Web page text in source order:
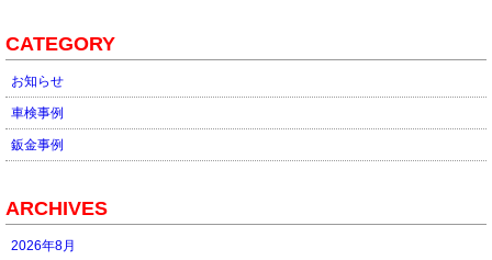
CATEGORY
お知らせ
車検事例
鈑金事例
ARCHIVES
2026年8月